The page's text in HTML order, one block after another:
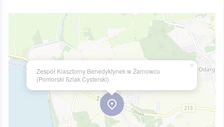
Zespół Klasztorny Benedyktynek w Żarnowcu
(Pomorski Szlak Cysterski)
×